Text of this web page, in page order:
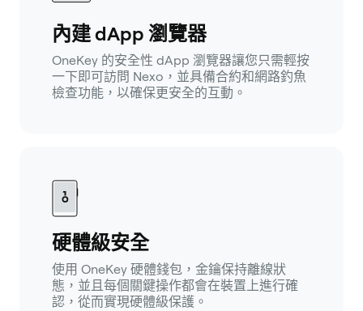
內建 dApp 瀏覽器
OneKey 的安全性 dApp 瀏覽器讓您只需輕按
一下即可訪問 Nexo，並具備合約和網路釣魚
檢查功能，以確保更安全的互動。
硬體級安全
使用 OneKey 硬體錢包，金鑰保持離線狀
態，並且每個關鍵操作都會在裝置上進行確
認，從而實現硬體級保護。